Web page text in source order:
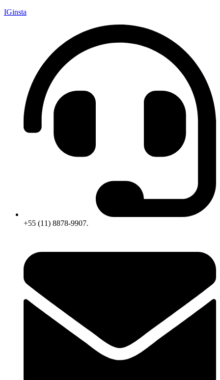
IGinsta
+55 (11) 8878-9907.